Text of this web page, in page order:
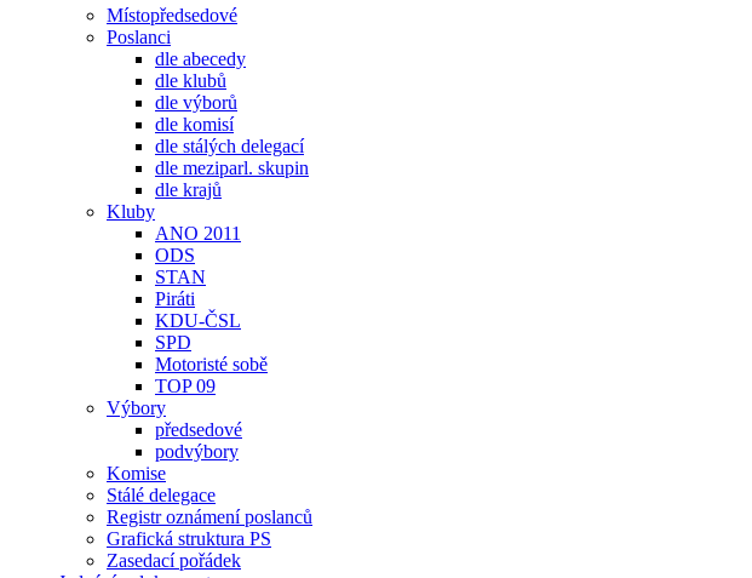
Místopředsedové
Poslanci
dle abecedy
dle klubů
dle výborů
dle komisí
dle stálých delegací
dle meziparl. skupin
dle krajů
Kluby
ANO 2011
ODS
STAN
Piráti
KDU-ČSL
SPD
Motoristé sobě
TOP 09
Výbory
předsedové
podvýbory
Komise
Stálé delegace
Registr oznámení poslanců
Grafická struktura PS
Zasedací pořádek